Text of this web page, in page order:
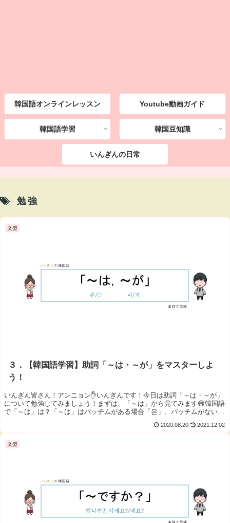
韓国語オンラインレッスン Youtube動画ガイド
韓国語学習 韓国豆知識
いんぎんの日常
勉強
文型
３．【韓国語学習】助詞「～は・～が」をマスターしよ
う！
いんぎん皆さん！アンニョン✋いんぎんです！今日は助詞「～は・～が」
について勉強してみましょう！まずは、「～は」から見てみます😄韓国語
で「～は」は？「～は」はパッチムがある場合「은」、パッチムがない場
2020.08.20 2021.12.02
文型